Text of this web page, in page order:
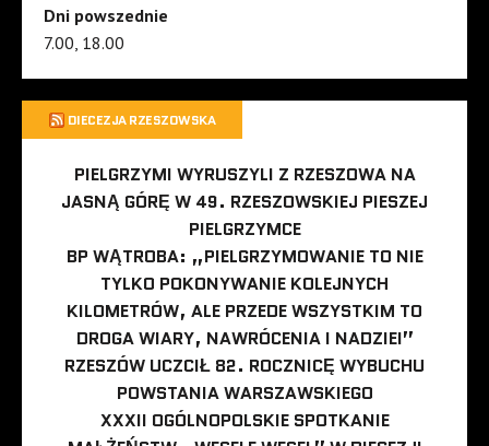
Dni powszednie
7.00, 18.00
DIECEZJA RZESZOWSKA
PIELGRZYMI WYRUSZYLI Z RZESZOWA NA
JASNĄ GÓRĘ W 49. RZESZOWSKIEJ PIESZEJ
PIELGRZYMCE
BP WĄTROBA: „PIELGRZYMOWANIE TO NIE
TYLKO POKONYWANIE KOLEJNYCH
KILOMETRÓW, ALE PRZEDE WSZYSTKIM TO
DROGA WIARY, NAWRÓCENIA I NADZIEI”
RZESZÓW UCZCIŁ 82. ROCZNICĘ WYBUCHU
POWSTANIA WARSZAWSKIEGO
XXXII OGÓLNOPOLSKIE SPOTKANIE